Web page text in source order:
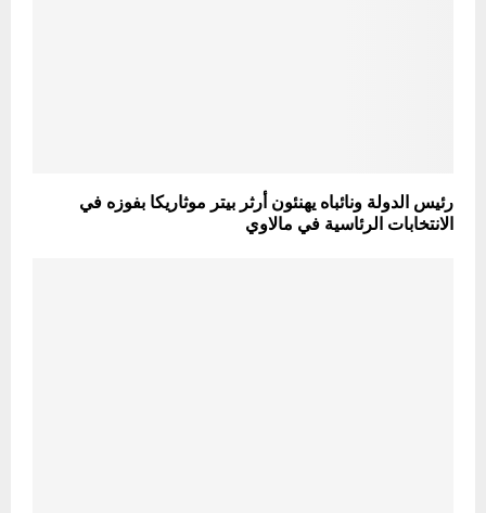
رئيس الدولة ونائباه يهنئون أرثر بيتر موثاريكا بفوزه في
الانتخابات الرئاسية في مالاوي